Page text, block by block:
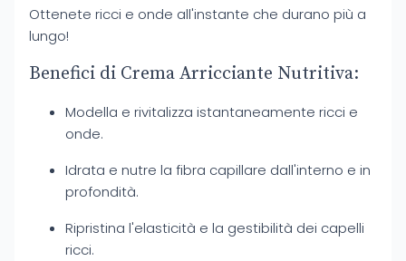
Ottenete ricci e onde all'instante che durano più a
lungo!
Benefici di Crema Arricciante Nutritiva:
Modella e rivitalizza istantaneamente ricci e
onde.
Idrata e nutre la fibra capillare dall'interno e in
profondità.
Ripristina l'elasticità e la gestibilità dei capelli
ricci.